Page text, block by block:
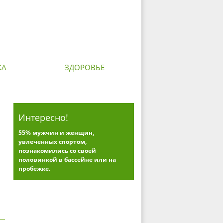
ЗДОРОВЬЕ
Интересно!
55% мужчин и женщин,
увлеченных спортом,
познакомились со своей
половинкой в бассейне или на
пробежке.